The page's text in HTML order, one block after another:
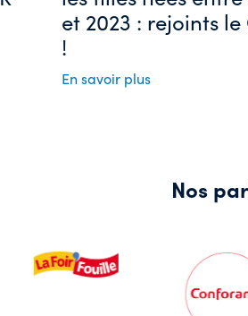
et 2023 : rejoints le
!
En savoir plus
Nos